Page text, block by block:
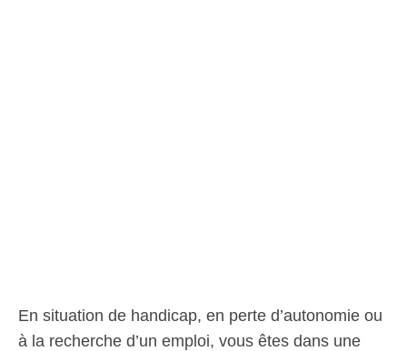
En situation de handicap, en perte d’autonomie ou
à la recherche d’un emploi, vous êtes dans une